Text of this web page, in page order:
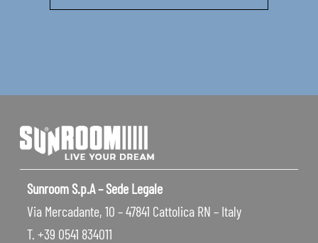
Sunroom S.p.A – Sede Legale
Via Mercadante, 10 – 47841 Cattolica RN – Italy
T. +39 0541 834011